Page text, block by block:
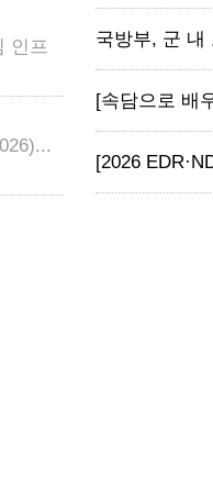
인프
국방부, 군 내
[속담으로 배
[2026